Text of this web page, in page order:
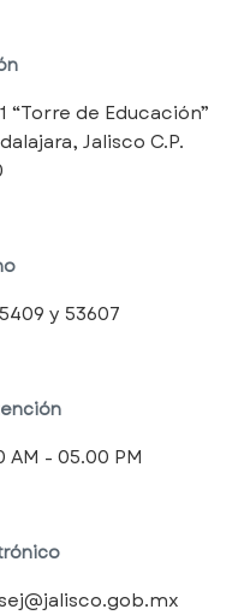
“Torre de Educación”
Jalisco C.P.
y 53607
- 05.00 PM